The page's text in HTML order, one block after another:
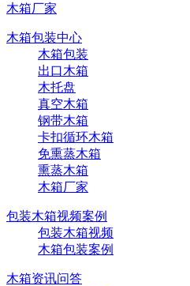
木箱厂家
木箱包装中心
木箱包装
出口木箱
木托盘
真空木箱
钢带木箱
卡扣循环木箱
免熏蒸木箱
熏蒸木箱
木箱厂家
包装木箱视频案例
包装木箱视频
木箱包装案例
木箱资讯问答